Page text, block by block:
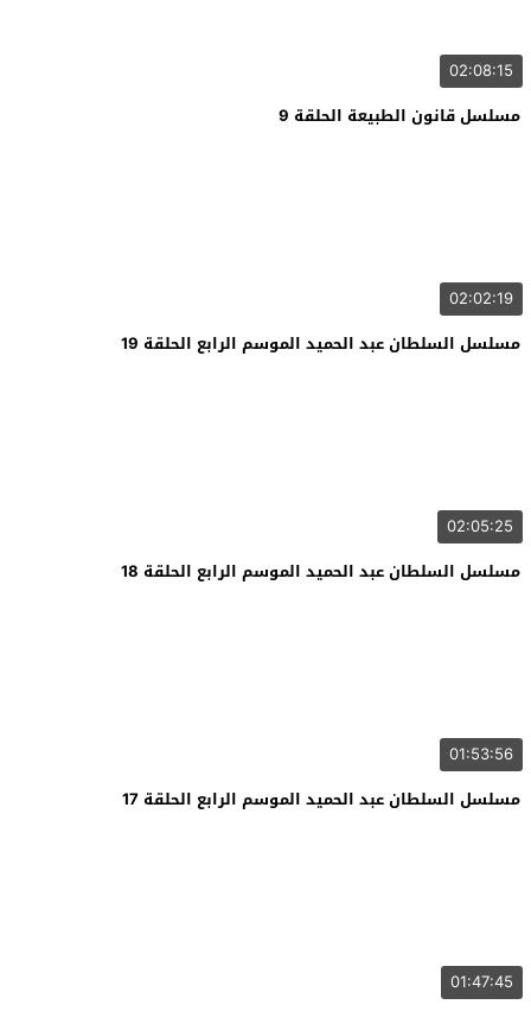
02:08:15
مسلسل قانون الطبيعة الحلقة 9
02:02:19
مسلسل السلطان عبد الحميد الموسم الرابع الحلقة 19
02:05:25
مسلسل السلطان عبد الحميد الموسم الرابع الحلقة 18
01:53:56
مسلسل السلطان عبد الحميد الموسم الرابع الحلقة 17
01:47:45